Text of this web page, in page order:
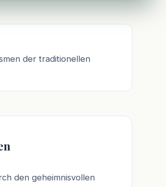
der traditionellen
den geheimnisvollen